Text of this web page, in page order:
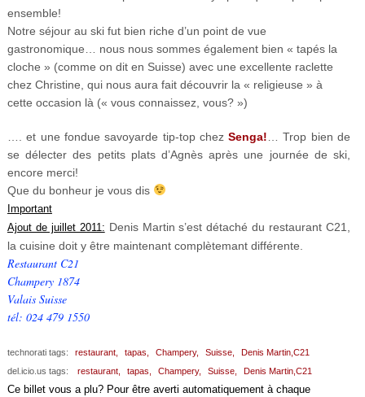
ensemble!
Notre séjour au ski fut bien riche d’un point de vue
gastronomique… nous nous sommes également bien « tapés la
cloche » (comme on dit en Suisse) avec une excellente raclette
chez Christine, qui nous aura fait découvrir la « religieuse » à
cette occasion là (« vous connaissez, vous? »)
…. et une fondue savoyarde tip-top chezSenga! … Trop bien de
se délecter des petits plats d’Agnès après une journée de ski,
encore merci!
Que du bonheur je vous dis
Important
Ajout de juillet 2011: Denis Martin s’est détaché du restaurant C21,
la cuisine doit y être maintenant complètemant différente.
Restaurant C21
Champery 1874
Valais Suisse
tél: 024 479 1550
technorati tags: restaurant, tapas, Champery, Suisse,
Denis Martin,C21
del.icio.us tags:
restaurant, tapas, Champery, Suisse, Denis Martin,C21
Ce billet vous a plu? Pour être averti automatiquement à chaque